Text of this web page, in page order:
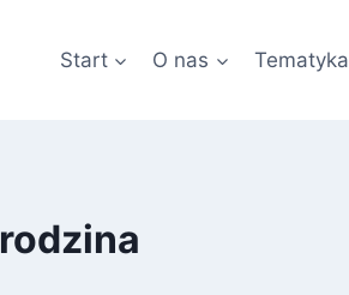
Start O nas Tematyka
rodzina